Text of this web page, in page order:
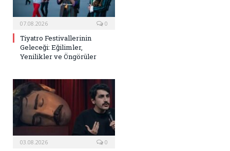
07.08.2026 0
Tiyatro Festivallerinin
Geleceği: Eğilimler,
Yenilikler ve Öngörüler
03.08.2026 0